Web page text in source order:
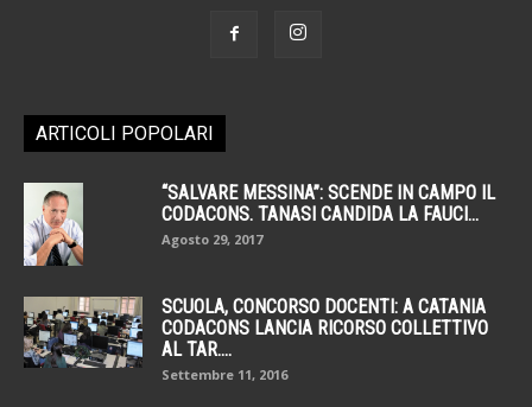
ARTICOLI POPOLARI
“SALVARE MESSINA”: SCENDE IN CAMPO IL
CODACONS. TANASI CANDIDA LA FAUCI...
Agosto 29, 2017
SCUOLA, CONCORSO DOCENTI: A CATANIA
CODACONS LANCIA RICORSO COLLETTIVO
AL TAR....
Settembre 11, 2016